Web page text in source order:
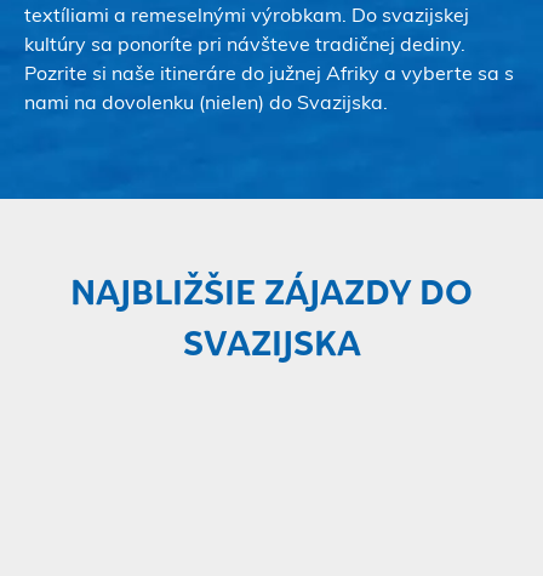
textíliami a remeselnými výrobkam. Do svazijskej
kultúry sa ponoríte pri návšteve tradičnej dediny.
Pozrite si naše itineráre do južnej Afriky a vyberte sa s
nami na dovolenku (nielen) do Svazijska.
NAJBLIŽŠIE ZÁJAZDY DO
SVAZIJSKA